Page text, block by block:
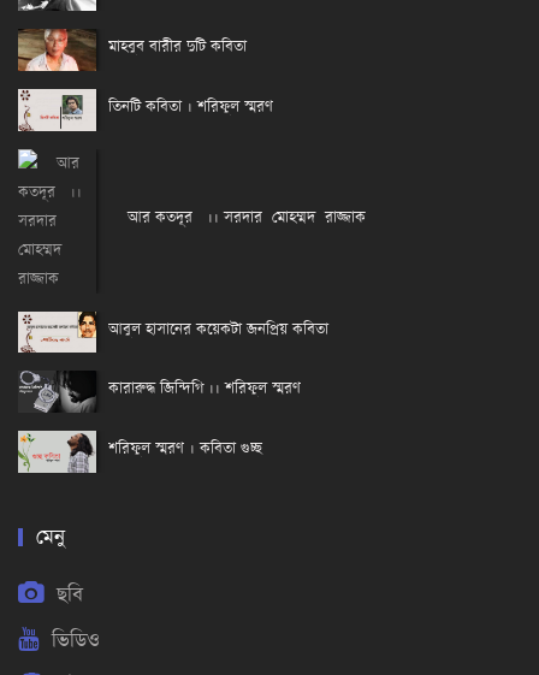
মাহবুব বারীর দুটি কবিতা
তিনটি কবিতা । শরিফুল স্মরণ
আর কতদূর ।। সরদার মোহম্মদ রাজ্জাক
আবুল হাসানের কয়েকটা জনপ্রিয় কবিতা
কারারুদ্ধ জিন্দিগি ।। শরিফুল স্মরণ
শরিফুল স্মরণ । কবিতা গুচ্ছ
মেনু
ছবি
ভিডিও